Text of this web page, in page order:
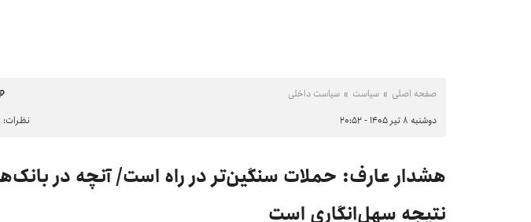
صفحه اصلی سیاست سیاست داخلی
دوشنبه ۸ تیر ۱۴۰۵ - ۲۰:۵۲
نظرات: ۰
هشدار عارف: حملات سنگین‌تر در راه است/ آنچه در
نتیجه سهل‌انگاری است